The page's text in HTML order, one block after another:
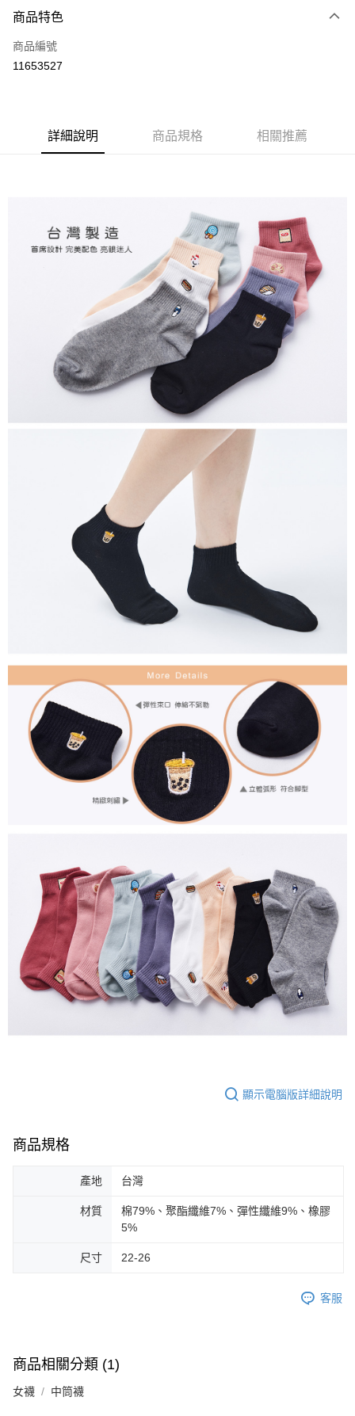
LINE Pay
Apple Pay
ATM付款
每筆NT$80，滿NT$899(含以上)免運費
付款後全家取貨
每筆NT$80，滿NT$859(含以上)免運費
每筆NT$80，滿NT$899(含以上)免運費
付款後7-11取貨
每筆NT$80，滿NT$859(含以上)免運費
每筆NT$85，滿NT$859(含以上)免運費
商品特色
商品編號
11653527
詳細說明 商品規格 相關推薦
顯示電腦版詳細說明
商品規格
產地 台灣
材質
棉79%、聚酯纖維7%、彈性纖維9%、橡膠
5%
尺寸 22-26
客服
商品相關分類 (1)
女襪 中筒襪